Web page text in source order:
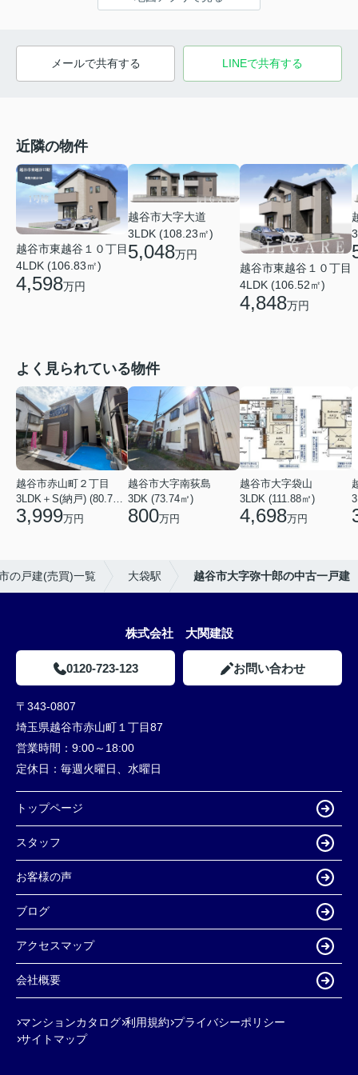
メールで共有する LINEで共有する
近隣の物件
越谷市東越谷１０丁目
4LDK (106.83㎡)
4,598万円
越谷市大字大道
3LDK (108.23㎡)
5,048万円
越谷市東越谷１０丁目
4LDK (106.52㎡)
4,848万円
よく見られている物件
越谷市赤山町２丁目
3,999万円
越谷市大字南荻島
3DK (73.74㎡)
800万円
越谷市大字袋山
3LDK (111.88㎡)
4,698万円
の戸建(売買)一覧 大袋駅 越谷市大字弥十郎の中古一戸建
株式会社 大関建設
0120-723-123 お問い合わせ
〒343-0807
埼玉県越谷市赤山町１丁目87
営業時間： 9:00～18:00
定休日： 毎週火曜日、水曜日
トップページ
スタッフ
お客様の声
ブログ
アクセスマップ
会社概要
マンションカタログ 利用規約 プライバシーポリシー
サイトマップ